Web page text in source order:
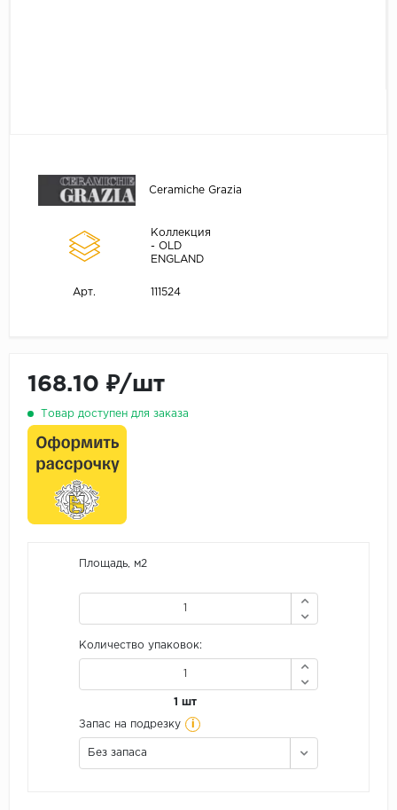
Ceramiche Grazia
Коллекция
- OLD
ENGLAND
Арт. 111524
168.10 ₽/шт
Товар доступен для заказа
Площадь, м2
Количество упаковок:
1 шт
Запас на подрезку i
Без запаса